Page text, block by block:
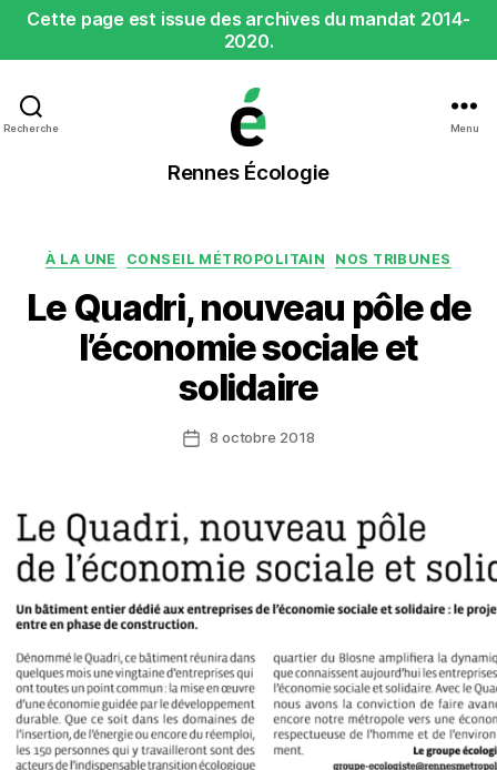
Cette page est issue des archives du mandat 2014-
2020.
Recherche
Rennes
Écologie
Rennes Écologie
Menu
Catégories
À LA UNE CONSEIL MÉTROPOLITAIN NOS TRIBUNES
Le Quadri, nouveau pôle de
l’économie sociale et
solidaire
Date8 octobre 2018